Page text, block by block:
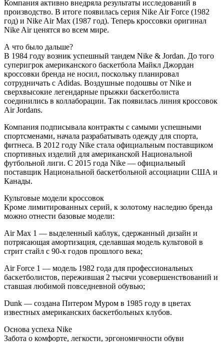
Компания активно внедряла результаты исследований в
производство. В итоге появилась серия Nike Air Force (1982
год) и Nike Air Max (1987 год). Теперь кроссовки оригинал
Nike Air ценятся во всем мире.
А что было дальше?
В 1984 году возник успешный тандем Nike & Jordan. До того
суперигрок американского баскетбола Майкл Джордан
кроссовки бренда не носил, поскольку планировал
сотрудничать с Adidas. Воздушные подошвы от Nike и
сверхвысокие легендарные прыжки баскетболиста
соединились в коллаборации. Так появилась линия кроссовок
Air Jordans.
Компания подписывала контракты с самыми успешными
спортсменами, начала разрабатывать одежду для спорта,
фитнеса. В 2012 году Nike стала официальным поставщиком
спортивных изделий для американской Национальной
футбольной лиги. С 2015 года Nike — официальный
поставщик Национальной баскетбольной ассоциации США и
Канады.
Культовые модели кроссовок
Кроме лимитированных серий, к золотому наследию бренда
можно отнести базовые модели:
Air Max 1 — выделенный каблук, сдержанный дизайн и
потрясающая амортизация, сделавшая модель культовой в
стрит стайл с 90-х годов прошлого века;
Air Force 1 — модель 1982 года для профессиональных
баскетболистов, пережившая 2 тысячи усовершенствований и
ставшая любимой повседневной обувью;
Dunk — создана Питером Муром в 1985 году в цветах
известных американских баскетбольных клубов.
Основа успеха Nike
Забота о комфорте, легкости, эргономичности обуви